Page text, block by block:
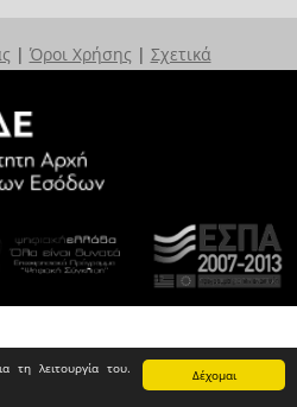
Δέχομαι
τη λειτουργία του.
| Όροι Χρήσης | Σχετικά